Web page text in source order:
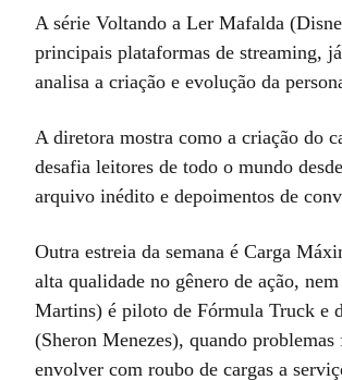
A série Voltando a Ler Mafalda
principais plataformas de streaming,
analisa a criação e evolução da
A diretora mostra como a criação do
desafia leitores de todo o mundo
arquivo inédito e depoimentos de
Outra estreia da semana é Carga
alta qualidade no gênero de ação,
Martins) é piloto de Fórmula Truck e
(Sheron Menezes), quando
envolver com roubo de cargas a